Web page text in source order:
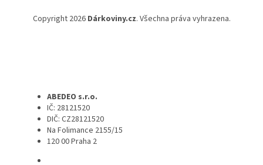
Copyright 2026 Dárkoviny.cz. Všechna práva vyhrazena.
ABEDEO s.r.o.
IČ: 28121520
DIČ: CZ28121520
Na Folimance 2155/15
120 00 Praha 2